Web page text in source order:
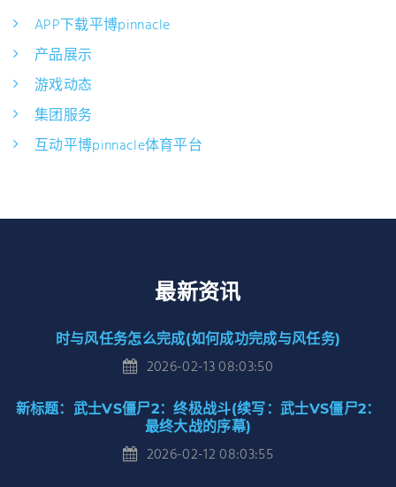
APP下载平博pinnacle
产品展示
游戏动态
集团服务
互动平博pinnacle体育平台
最新资讯
时与风任务怎么完成(如何成功完成与风任务)
2026-02-13 08:03:50
新标题：武士VS僵尸2：终极战斗(续写：武士VS僵尸2：
最终大战的序幕)
2026-02-12 08:03:55